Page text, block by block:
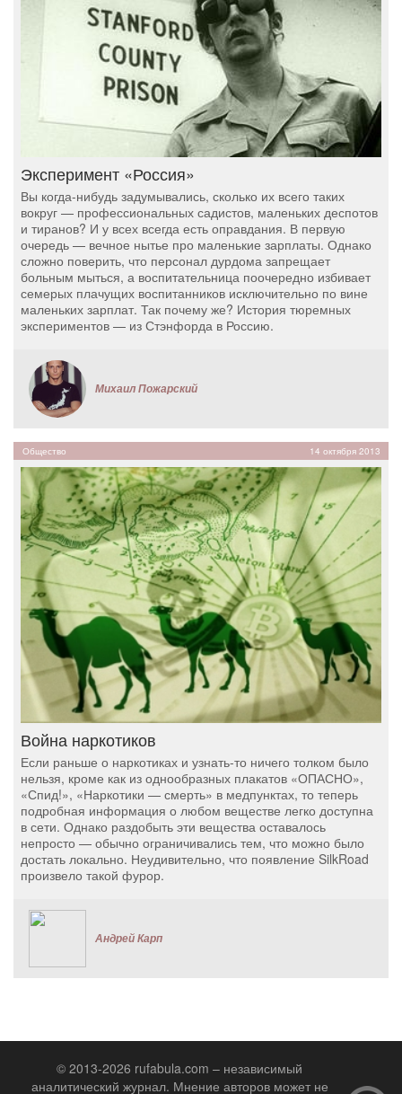
Эксперимент «Россия»
Вы когда-нибудь задумывались, сколько их всего таких
вокруг — профессиональных садистов, маленьких деспотов
и тиранов? И у всех всегда есть оправдания. В первую
очередь — вечное нытье про маленькие зарплаты. Однако
сложно поверить, что персонал дурдома запрещает
больным мыться, а воспитательница поочередно избивает
семерых плачущих воспитанников исключительно по вине
маленьких зарплат. Так почему же? История тюремных
экспериментов — из Стэнфорда в Россию.
Михаил Пожарский
Общество 14 октября 2013
Война наркотиков
Если раньше о наркотиках и узнать-то ничего толком было
нельзя, кроме как из однообразных плакатов «ОПАСНО»,
«Спид!», «Наркотики — смерть» в медпунктах, то теперь
подробная информация о любом веществе легко доступна
в сети. Однако раздобыть эти вещества оставалось
непросто — обычно ограничивались тем, что можно было
достать локально. Неудивительно, что появление SilkRoad
произвело такой фурор.
Андрей Карп
© 2013-2026 rufabula.com – независимый
аналитический журнал. Мнение авторов может не